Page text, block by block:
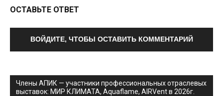
ОСТАВЬТЕ ОТВЕТ
ВОЙДИТЕ, ЧТОБЫ ОСТАВИТЬ КОММЕНТАРИЙ
Члены АПИК — участники профессиональных отраслевых
выставок: МИР КЛИМАТА, Aquaflame, AIRVent в 2026г.